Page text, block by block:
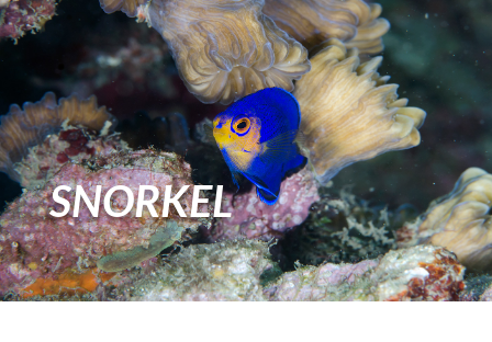
SNORKEL